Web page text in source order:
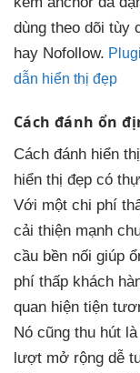
dùng theo dõi tùy
hay Nofollow.
dẫn hiển thị đẹp
Cách đánhổn
Cách đánh hiển
hiển thị đẹp có
Với một chi phí
cải thiện mạnh
cầu bền nối giúp
phí thấp khách
quan hiện tiện
Nó cũng thu hút
lượt mở rộng dễ